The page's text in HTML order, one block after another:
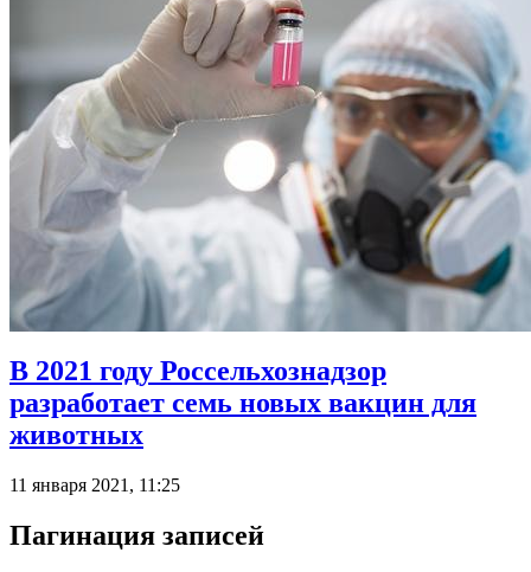
В 2021 году Россельхознадзор
разработает семь новых вакцин для
животных
11 января 2021, 11:25
Пагинация записей